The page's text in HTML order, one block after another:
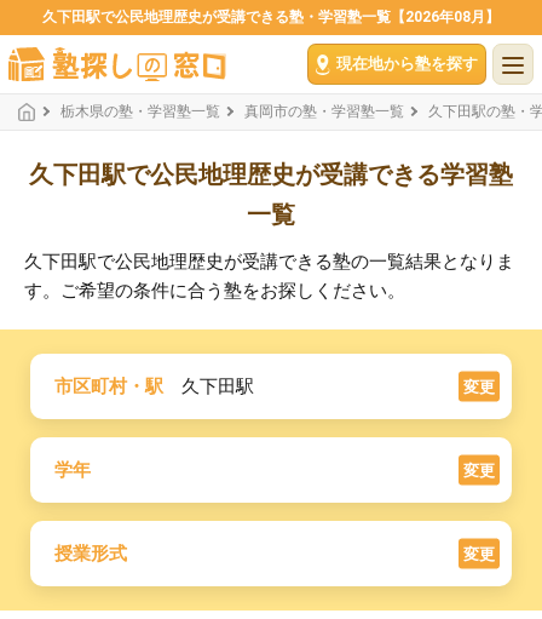
久下田駅で公民地理歴史が受講できる塾・学習塾一覧【2026年08月】
現在地から塾を探す
栃木県の塾・学習塾一覧 真岡市の塾・学習塾一覧 久下田駅の塾・
久下田駅で公民地理歴史が受講できる学習塾
一覧
久下田駅で公民地理歴史が受講できる塾の一覧結果となりま
す。ご希望の条件に合う塾をお探しください。
市区町村・駅 久下田駅 変更
学年 変更
授業形式 変更